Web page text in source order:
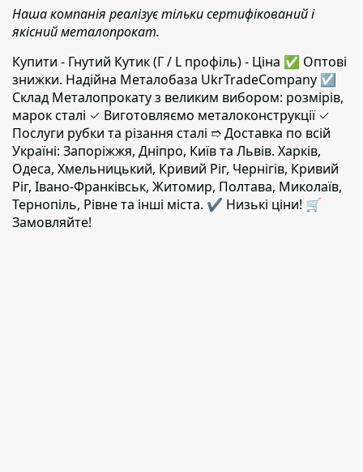
Наша компанія реалізує тільки сертифікований і
якісний металопрокат.
Купити - Гнутий Кутик (Г / L профіль) - Ціна ✅️ Оптові
знижки. Надійна Металобаза UkrTradeCompany ☑
Склад Металопрокату з великим вибором: розмірів,
марок сталі ✓ Виготовляємо металоконструкції ✓
Послуги рубки та різання сталі ➱ Доставка по всій
Україні: Запоріжжя, Дніпро, Київ та Львів. Харків,
Одеса, Хмельницький, Кривий Ріг, Чернігів, Кривий
Ріг, Івано-Франківськ, Житомир, Полтава, Миколаїв,
Тернопіль, Рівне та інші міста. ✔️ Низькі ціни! 🛒
Замовляйте!